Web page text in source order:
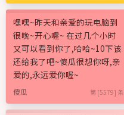
嘿嘿~昨天和亲爱的玩电脑到
很晚~开心喔~ 在过几个小时
又可以看到你了,哈哈~10下该
还给我了吧~傻瓜很想你呀,亲
爱的,永远爱你喔~
傻瓜 第 [5579] 条